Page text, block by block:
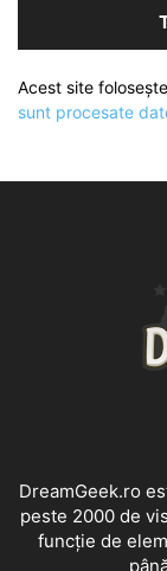
Acest site
sunt procesate
DreamGeek.ro
peste 2000 de
funcție de